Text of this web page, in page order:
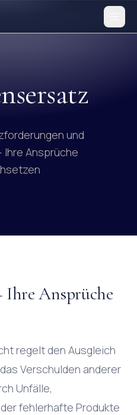
und
Ansprüche
Ihre Ansprüche
regelt den Ausgleich
Verschulden anderer
Unfälle,
fehlerhafte Produkte